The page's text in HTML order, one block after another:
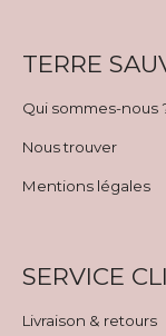
TERRE
Qui sommes-nous
Nous trouver
Mentions légales
SERVICE
Livraison & retours